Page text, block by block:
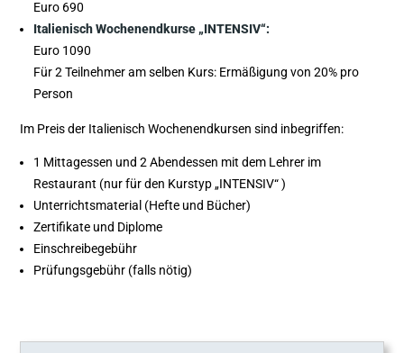
Euro 690
Italienisch Wochenendkurse „INTENSIV“:
Euro 1090
Für 2 Teilnehmer am selben Kurs: Ermäßigung von 20% pro
Person
Im Preis der Italienisch Wochenendkursen sind inbegriffen:
1 Mittagessen und 2 Abendessen mit dem Lehrer im
Restaurant (nur für den Kurstyp „INTENSIV“ )
Unterrichtsmaterial (Hefte und Bücher)
Zertifikate und Diplome
Einschreibegebühr
Prüfungsgebühr (falls nötig)